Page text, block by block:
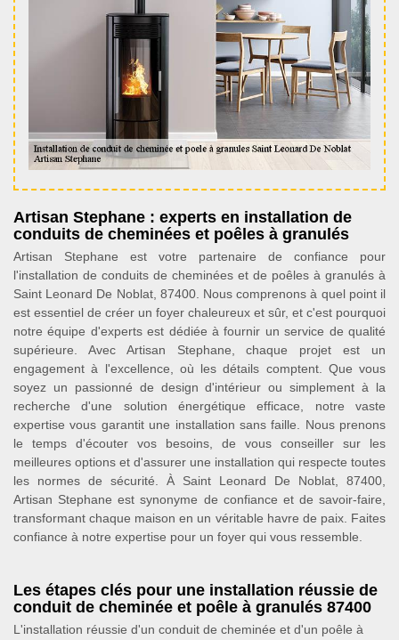
Artisan Stephane : experts en installation de
conduits de cheminées et poêles à granulés
Artisan Stephane est votre partenaire de confiance pour
l'installation de conduits de cheminées et de poêles à granulés à
Saint Leonard De Noblat, 87400. Nous comprenons à quel point il
est essentiel de créer un foyer chaleureux et sûr, et c'est pourquoi
notre équipe d'experts est dédiée à fournir un service de qualité
supérieure. Avec Artisan Stephane, chaque projet est un
engagement à l'excellence, où les détails comptent. Que vous
soyez un passionné de design d'intérieur ou simplement à la
recherche d'une solution énergétique efficace, notre vaste
expertise vous garantit une installation sans faille. Nous prenons
le temps d'écouter vos besoins, de vous conseiller sur les
meilleures options et d'assurer une installation qui respecte toutes
les normes de sécurité. À Saint Leonard De Noblat, 87400,
Artisan Stephane est synonyme de confiance et de savoir-faire,
transformant chaque maison en un véritable havre de paix. Faites
confiance à notre expertise pour un foyer qui vous ressemble.
Les étapes clés pour une installation réussie de
conduit de cheminée et poêle à granulés 87400
L'installation réussie d'un conduit de cheminée et d'un poêle à